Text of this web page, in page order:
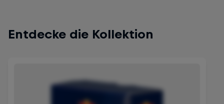
Entdecke die Kollektion